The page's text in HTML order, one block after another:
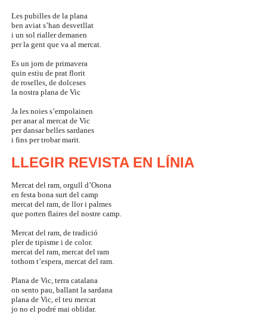
Les pubilles de la plana
ben aviat s’han desvetllat
i un sol rialler demanen
per la gent que va al mercat.
Es un jorn de primavera
quin estiu de prat florit
de roselles, de dolceses
la nostra plana de Vic
Ja les noies s’empolainen
per anar al mercat de Vic
per dansar belles sardanes
i fins per trobar marit.
LLEGIR REVISTA EN LÍNIA
Mercat del ram, orgull d’Osona
en festa bona surt del camp
mercat del ram, de llor i palmes
que porten flaires del nostre camp.
Mercat del ram, de tradició
pler de tipisme i de color.
mercat del ram, mercat del ram
tothom t’espera, mercat del ram.
Plana de Vic, terra catalana
on sento pau, ballant la sardana
plana de Vic, el teu mercat
jo no el podré mai oblidar.